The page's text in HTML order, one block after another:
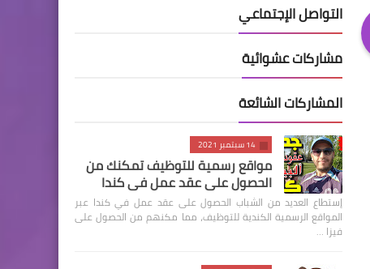
التواصل الإجتماعي
مشاركات عشوائية
المشاركات الشائعة
14 سبتمبر 2021
مواقع رسمية للتوظيف تمكنك من
الحصول على عقد عمل في كندا
إستطاع العديد من الشباب الحصول على عقد عمل في كندا عبر
المواقع الرسمية الكندية للتوظيف، مما مكنهم من الحصول على
فيزا …